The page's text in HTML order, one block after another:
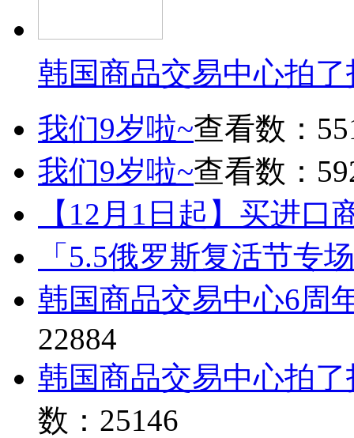
韩国商品交易中心拍
我们9岁啦~查看数：
我们9岁啦~查看数：
【12月1日起】买进口
「5.5俄罗斯复活节专
韩国商品交易中心6周
22884
韩国商品交易中心拍
数：25146